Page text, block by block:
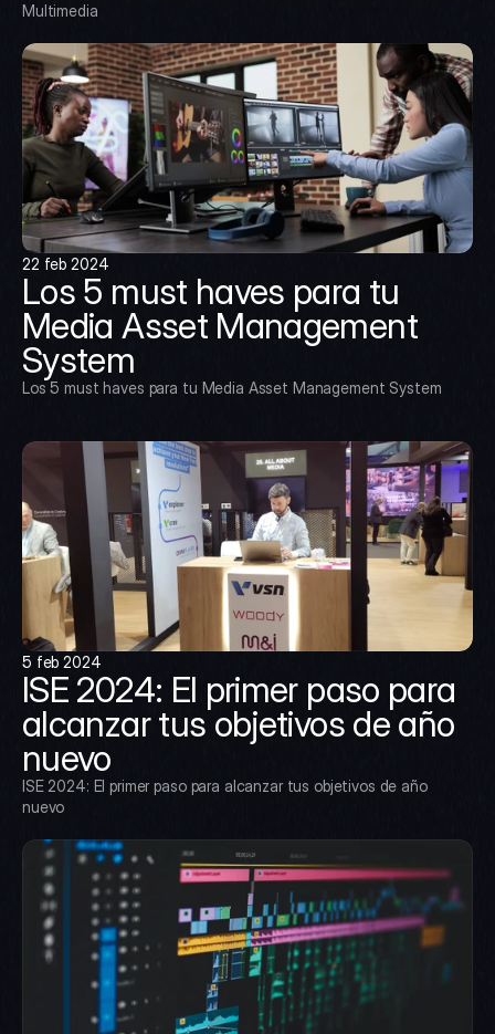
Multimedia
22 feb 2024
Los 5 must haves para tu
Media Asset Management
System
Los 5 must haves para tu Media Asset Management System
5 feb 2024
ISE 2024: El primer paso para
alcanzar tus objetivos de año
nuevo
ISE 2024: El primer paso para alcanzar tus objetivos de año
nuevo